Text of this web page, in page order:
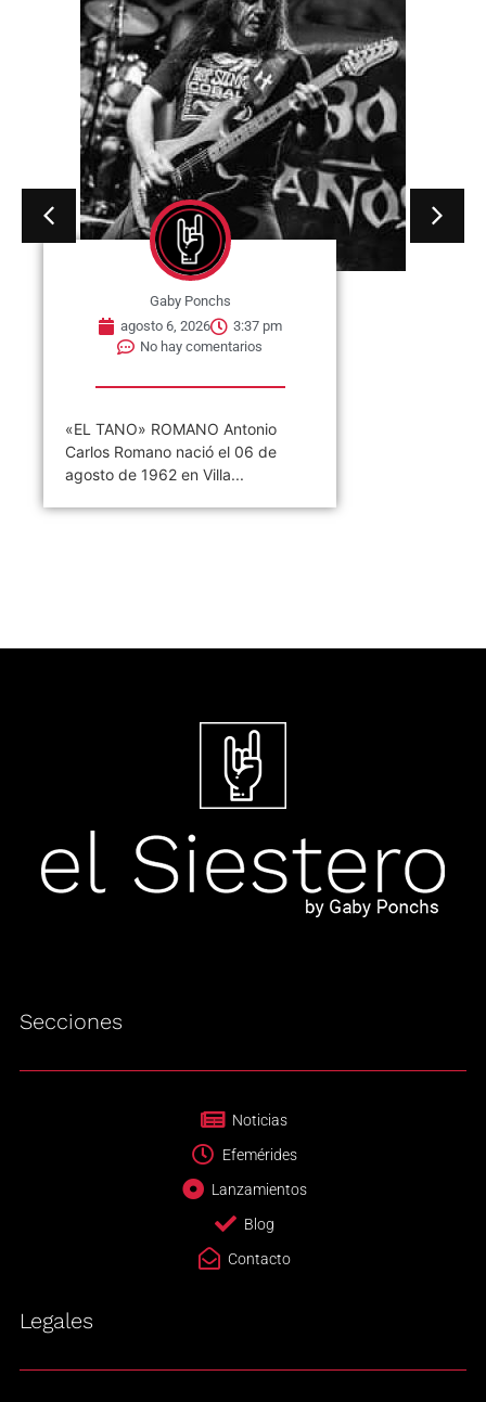
Gaby Ponchs
agosto 6, 2026
3:37 pm
No hay comentarios
«EL TANO» ROMANO Antonio
Carlos Romano nació el 06 de
agosto de 1962 en Villa...
Secciones
Noticias
Efemérides
Lanzamientos
Blog
Contacto
Legales